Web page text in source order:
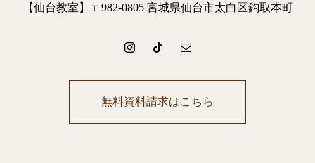
【仙台教室】〒982-0805 宮城県仙台市太白区鈎取本町
無料資料請求はこちら